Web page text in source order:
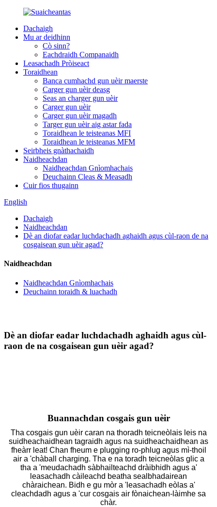
Dachaigh
Mu ar deidhinn
Cò sinn?
Eachdraidh Companaidh
Leasachadh Pròiseact
Toraidhean
Banca cumhachd gun uèir maerste
Carger gun uèir deasg
Seas an charger gun uèir
Carger gun uèir
Carger gun uèir magadh
Targer gun uèir aig astar fada
Toraidhean le teisteanas MFI
Toraidhean le teisteanas MFM
Seirbheis gnàthachaidh
Naidheachdan
Naidheachdan Gnìomhachais
Deuchainn Cleas & Measadh
Cuir fios thugainn
English
Dachaigh
Naidheachdan
Dè an diofar eadar luchdachadh aghaidh agus cùl-raon de na
cosgaisean gun uèir agad?
Naidheachdan
Naidheachdan Gnìomhachais
Deuchainn toraidh & luachadh
Dè an diofar eadar luchdachadh aghaidh agus cùl-
raon de na cosgaisean gun uèir agad?
Buannachdan cosgais gun uèir
Tha cosgais gun uèir caran na thoradh teicneòlais leis na
suidheachaidhean tagraidh agus na suidheachaidhean as
fheàrr leat! Chan fheum e plugging ro-phlug agus mì-thoil
air a 'chàball charging. Tha e na toradh teicneòlas glic a
tha a 'meudachadh sàbhailteachd dràibhidh agus a'
leasachadh càileachd beatha sealbhadairean
chàraichean. Bidh e gu mòr a 'leasachadh eòlas a'
cleachdadh agus a 'cur cosgais air fònaichean-làimhe sa
chàr.